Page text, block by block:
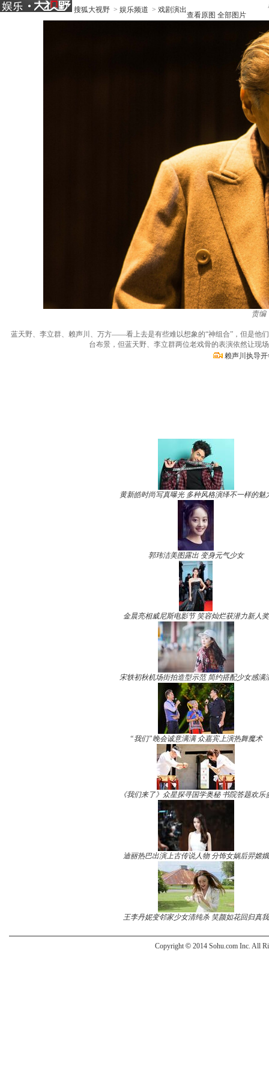
搜狐大视野 > 娱乐频道 > 戏剧演出
查看原图 全部图片
责编
蓝天野、李立群、赖声川、万方——看上去是有些难以想象的“神组合”，但是他
台布景，但蓝天野、李立群两位老戏骨的表演依然让现
赖声川执导
黄新皓时尚写真曝光 多种风格演绎不一样的魅
郭玮洁美图露出 变身元气少女
金晨亮相威尼斯电影节 笑容灿烂获潜力新人奖
宋轶初秋机场街拍造型示范 简约搭配少女感满
“我们”晚会诚意满满 众嘉宾上演热舞魔术
《我们来了》众星探寻国学奥秘 书院答题欢乐
迪丽热巴出演上古传说人物 分饰女娲后羿嫦娥
王李丹妮变邻家少女清纯杀 笑颜如花回归真我
Copyright © 2014 Sohu.com Inc. All